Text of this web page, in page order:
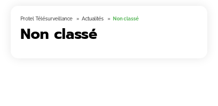
Protel Télésurveillance Actualités Non classé
Non classé